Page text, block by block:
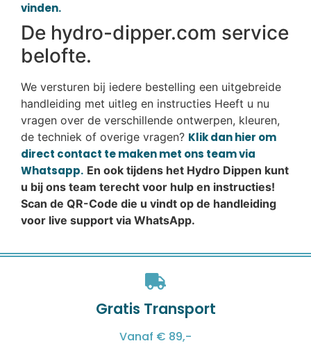
vinden.
De hydro-dipper.com service
belofte.
We versturen bij iedere bestelling een uitgebreide
handleiding met uitleg en instructies Heeft u nu
vragen over de verschillende ontwerpen, kleuren,
de techniek of overige vragen? Klik dan hier om
direct contact te maken met ons team via
Whatsapp. En ook tijdens het Hydro Dippen kunt
u bij ons team terecht voor hulp en instructies!
Scan de QR-Code die u vindt op de handleiding
voor live support via WhatsApp.
Gratis Transport
Vanaf € 89,-